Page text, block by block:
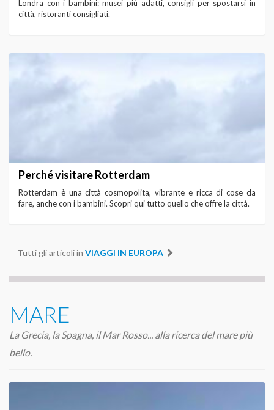
Londra con i bambini: musei più adatti, consigli per spostarsi in
città, ristoranti consigliati.
Perché visitare Rotterdam
Rotterdam è una città cosmopolita, vibrante e ricca di cose da
fare, anche con i bambini. Scopri qui tutto quello che offre la città.
Tutti gli articoli in VIAGGI IN EUROPA
MARE
La Grecia, la Spagna, il Mar Rosso... alla ricerca del mare più
bello.